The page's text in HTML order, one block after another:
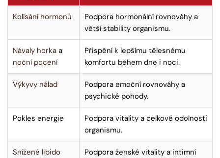
Kolísání hormonů
Podpora hormonální rovnováhy a
větší stability organismu.
Návaly horka a
noční pocení
Přispění k lepšímu tělesnému
komfortu během dne i noci.
Výkyvy nálad
Podpora emoční rovnováhy a
psychické pohody.
Pokles energie
Podpora vitality a celkové odolnosti
organismu.
Snížené libido Podpora ženské vitality a intimní